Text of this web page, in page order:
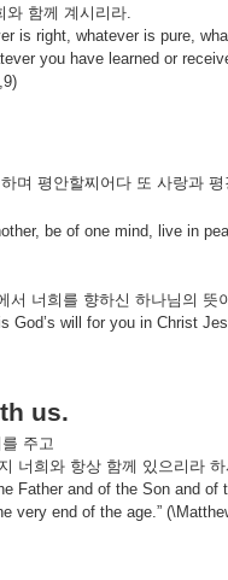
와 함께 계시리라.
is right, whatever is pure,
you have learned or
하며 평안할찌어다 또 사랑과 평
be of one mind, live in
서 너희를 향하신 하나님의 뜻
will for you in Christ
us.
주고
너희와 항상 함께 있으리라
Father and of the Son and of
very end of the age.”